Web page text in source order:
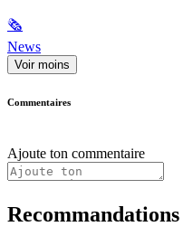
🗞
News
Voir moins
Commentaires
Ajoute ton commentaire
Recommandations